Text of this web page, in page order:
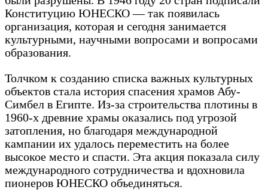
Конституцию ЮНЕСКО — так появилась
организация, которая и сегодня занимается
культурными, научными вопросами и вопросами
образования.
Толчком к созданию списка важных культурных
объектов стала история спасения храмов Абу-
Симбел в Египте. Из-за строительства плотины в
1960-х древние храмы оказались под угрозой
затопления, но благодаря международной
кампании их удалось переместить на более
высокое место и спасти. Эта акция показала силу
международного сотрудничества и вдохновила
пионеров ЮНЕСКО объединяться.